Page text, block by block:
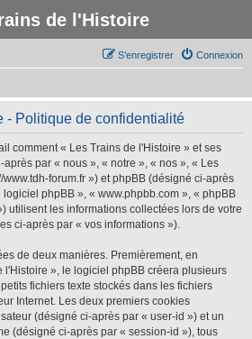
de l'Histoire
Connexion
S’enregistrer
- Politique de confidentialité
comment « Les Trains de l'Histoire » et ses
par « nous », « notre », « nos », « Les
forum.fr ») et phpBB (désigné ci-après
phpBB », « www.phpbb.com », « phpBB
utilisent les informations collectées lors de votre
ci-après par « vos informations »).
de deux manières. Premièrement, en
l'Histoire », le logiciel phpBB créera plusieurs
fichiers texte stockés dans les fichiers
Internet. Les deux premiers cookies
(désigné ci-après par « user-id ») et un
(désigné ci-après par « session-id »), tous